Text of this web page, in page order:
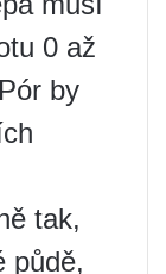
0 až
by
tak,
půdě,